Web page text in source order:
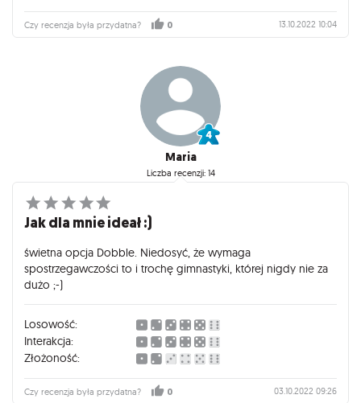
Czy recenzja była przydatna? 0 13.10.2022 10:04
Maria
Liczba recenzji: 14
Jak dla mnie ideał :)
świetna opcja Dobble. Niedosyć, że wymaga
spostrzegawczości to i trochę gimnastyki, której nigdy nie za
dużo ;-)
Losowość:
Interakcja:
Złożoność:
Czy recenzja była przydatna? 0 03.10.2022 09:26